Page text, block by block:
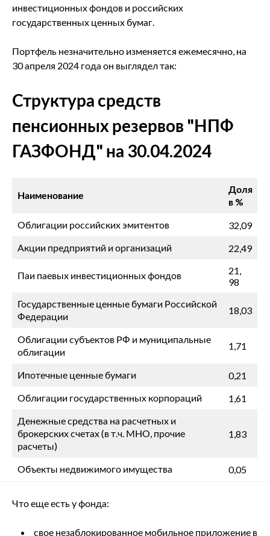
инвестиционных фондов и российских
государственных ценных бумаг.
Портфель незначительно изменяется ежемесячно, на
30 апреля 2024 года он выглядел так:
Структура средств
пенсионных резервов "НПФ
ГАЗФОНД" на 30.04.2024
Наименование
Доля
в %
Облигации российских эмитентов
32,09
Акции предприятий и организаций
22,49
Паи паевых инвестиционных фондов
21,
98
Государственные ценные бумаги Российской
Федерации
18,03
Облигации субъектов РФ и муниципальные
облигации
1,71
Ипотечные ценные бумаги
0,21
Облигации государственных корпораций
1,61
Денежные средства на расчетных и
брокерских счетах (в т.ч. МНО, прочие
расчеты)
1,83
Объекты недвижимого имущества 0,05
Что еще есть у фонда:
свое незаблокированное мобильное приложение в